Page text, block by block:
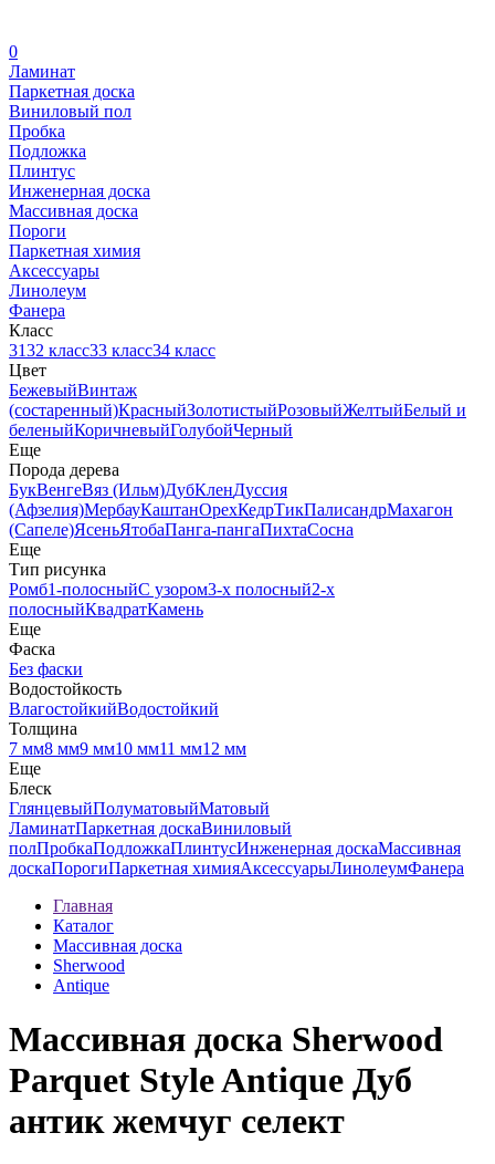
0
Ламинат
Паркетная доска
Виниловый пол
Пробка
Подложка
Плинтус
Инженерная доска
Массивная доска
Пороги
Паркетная химия
Аксессуары
Линолеум
Фанера
Класс
3132 класс33 класс34 класс
Цвет
БежевыйВинтаж
(состаренный)КрасныйЗолотистыйРозовыйЖелтыйБелый и
беленыйКоричневыйГолубойЧерный
Еще
Порода дерева
БукВенгеВяз (Ильм)ДубКленДуссия
(Афзелия)МербауКаштанОрехКедрТикПалисандрМахагон
(Сапеле)ЯсеньЯтобаПанга-пангаПихтаСосна
Еще
Тип рисунка
Ромб1-полосныйС узором3-х полосный2-х
полосныйКвадратКамень
Еще
Фаска
Без фаски
Водостойкость
ВлагостойкийВодостойкий
Толщина
7 мм8 мм9 мм10 мм11 мм12 мм
Еще
Блеск
ГлянцевыйПолуматовыйМатовый
ЛаминатПаркетная доскаВиниловый
полПробкаПодложкаПлинтусИнженерная доскаМассивная
доскаПорогиПаркетная химияАксессуарыЛинолеумФанера
Главная
Каталог
Массивная доска
Sherwood
Antique
Массивная доска Sherwood
Parquet Style Antique Дуб
антик жемчуг селект